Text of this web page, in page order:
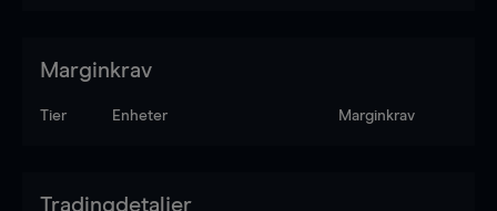
Marginkrav
Tier Enheter Marginkrav
Tradingdetaljer